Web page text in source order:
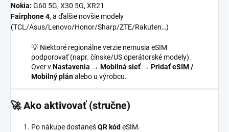
Nokia: G60 5G, X30 5G, XR21
Fairphone 4, a ďalšie novšie modely
(TCL/Asus/Lenovo/Honor/Sharp/ZTE/Rakuten…)
💡 Niektoré regionálne verzie nemusia eSIM
podporovať (napr. čínske/US operátorské modely).
Over vNastavenia → Mobilná sieť → Pridať eSIM /
Mobilný plánalebo u výrobcu.
🚀 Ako aktivovať (stručne)
Po nákupe dostanešQR kód eSIM.